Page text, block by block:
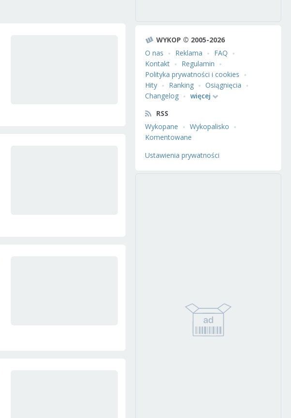
WYKOP © 2005-2026
O nas
Reklama
FAQ
Kontakt
Regulamin
Polityka prywatności i cookies
Hity
Ranking
Osiągnięcia
Changelog
więcej
RSS
Wykopane
Wykopalisko
Komentowane
Ustawienia prywatności